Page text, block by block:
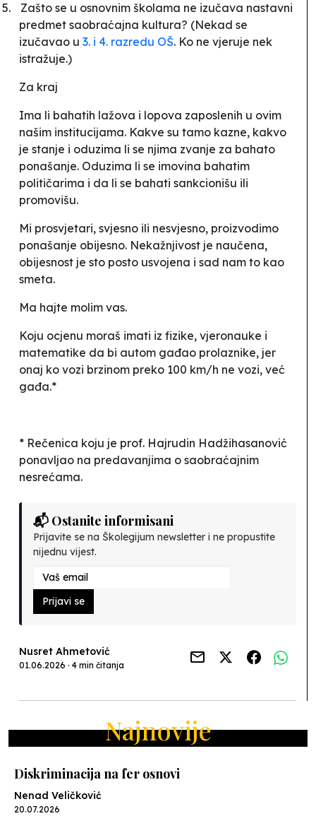
5.
Zašto se u osnovnim školama ne izučava nastavni
predmet saobraćajna kultura? (Nekad se
izučavao u 3. i 4. razredu OŠ. Ko ne vjeruje nek
istražuje.)
Za kraj
Ima li bahatih lažova i lopova zaposlenih u ovim
našim institucijama. Kakve su tamo kazne, kakvo
je stanje i oduzima li se njima zvanje za bahato
ponašanje. Oduzima li se imovina bahatim
političarima i da li se bahati sankcionišu ili
promovišu.
Mi prosvjetari, svjesno ili nesvjesno, proizvodimo
ponašanje obijesno. Nekažnjivost je naučena,
obijesnost je sto posto usvojena i sad nam to kao
smeta.
Ma hajte molim vas.
Koju ocjenu moraš imati iz fizike, vjeronauke i
matematike da bi autom gađao prolaznike, jer
onaj ko vozi brzinom preko 100 km/h ne vozi, već
gađa.*
* Rečenica koju je prof. Hajrudin Hadžihasanović
ponavljao na predavanjima o saobraćajnim
nesrećama.
📬 Ostanite informisani
Prijavite se na Školegijum newsletter i ne propustite
nijednu vijest.
Prijavi se
Nusret Ahmetović
01.06.2026 · 4 min čitanja
Najnovije
Diskriminacija na fer osnovi
Nenad Veličković
20.07.2026